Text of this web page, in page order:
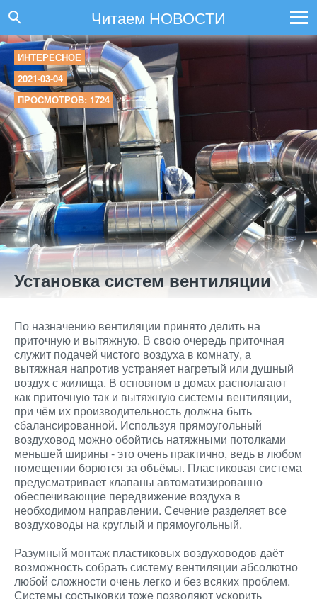
Читаем НОВОСТИ
ИНТЕРЕСНОЕ
2021-03-04
ПРОСМОТРОВ: 1724
Установка систем вентиляции
По назначению вентиляции принято делить на
приточную и вытяжную. В свою очередь приточная
служит подачей чистого воздуха в комнату, а
вытяжная напротив устраняет нагретый или душный
воздух с жилища. В основном в домах располагают
как приточную так и вытяжную системы вентиляции,
при чём их производительность должна быть
сбалансированной. Используя прямоугольный
воздуховод можно обойтись натяжными потолками
меньшей ширины - это очень практично, ведь в любом
помещении борются за объёмы. Пластиковая система
предусматривает клапаны автоматизированно
обеспечивающие передвижение воздуха в
необходимом направлении. Сечение разделяет все
воздуховоды на круглый и прямоугольный.
Разумный монтаж пластиковых воздуховодов даёт
возможность собрать систему вентиляции абсолютно
любой сложности очень легко и без всяких проблем.
Системы состыковки тоже позволяют ускорить